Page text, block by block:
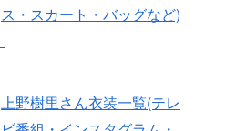
ス・スカート・バッグなど)
上野樹里さん衣装一覧(テレ